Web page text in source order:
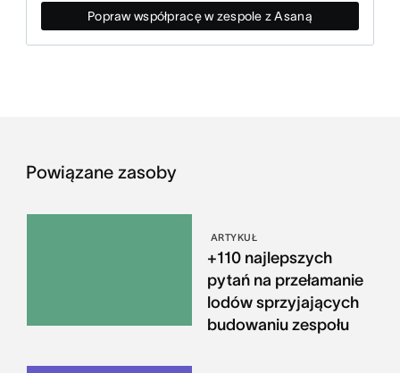
Popraw współpracę w zespole z Asaną
Powiązane zasoby
ARTYKUŁ
+110 najlepszych
pytań na przełamanie
lodów sprzyjających
budowaniu zespołu